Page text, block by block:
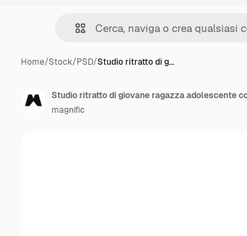
Home/Stock/PSD/Studio ritratto di g…
magnific